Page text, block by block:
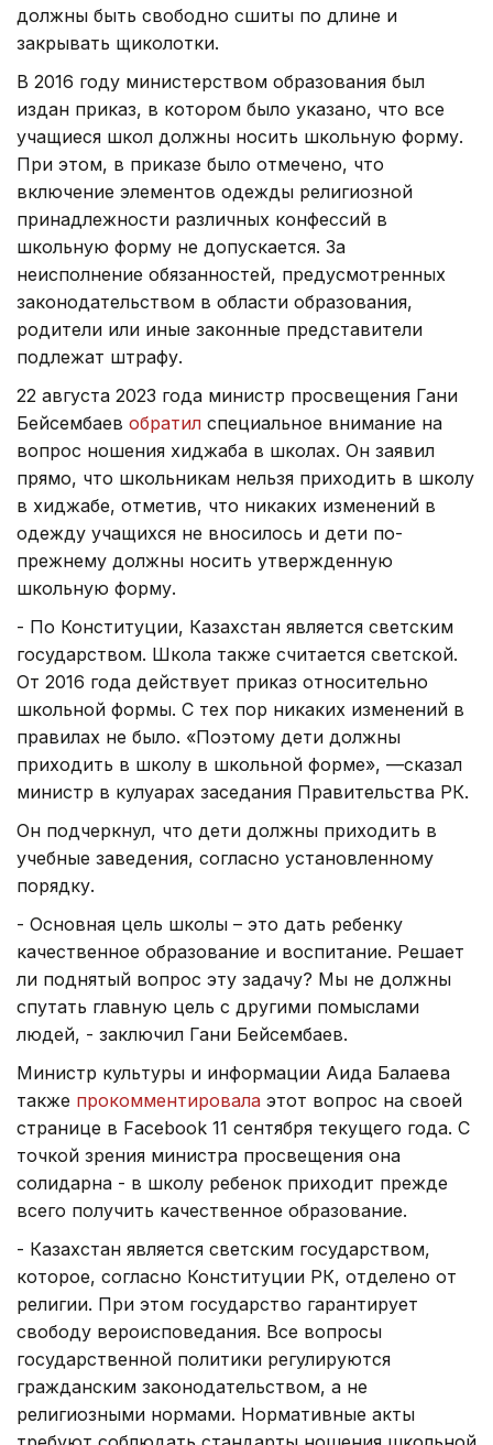
должны быть свободно сшиты по длине и
закрывать щиколотки.
В 2016 году министерством образования был
издан приказ, в котором было указано, что все
учащиеся школ должны носить школьную форму.
При этом, в приказе было отмечено, что
включение элементов одежды религиозной
принадлежности различных конфессий в
школьную форму не допускается. За
неисполнение обязанностей, предусмотренных
законодательством в области образования,
родители или иные законные представители
подлежат штрафу.
22 августа 2023 года министр просвещения Гани
Бейсембаев обратил специальное внимание на
вопрос ношения хиджаба в школах. Он заявил
прямо, что школьникам нельзя приходить в школу
в хиджабе, отметив, что никаких изменений в
одежду учащихся не вносилось и дети по-
прежнему должны носить утвержденную
школьную форму.
- По Конституции, Казахстан является светским
государством. Школа также считается светской.
От 2016 года действует приказ относительно
школьной формы. С тех пор никаких изменений в
правилах не было. «Поэтому дети должны
приходить в школу в школьной форме», —сказал
министр в кулуарах заседания Правительства РК.
Он подчеркнул, что дети должны приходить в
учебные заведения, согласно установленному
порядку.
- Основная цель школы – это дать ребенку
качественное образование и воспитание. Решает
ли поднятый вопрос эту задачу? Мы не должны
спутать главную цель с другими помыслами
людей, - заключил Гани Бейсембаев.
Министр культуры и информации Аида Балаева
также прокомментировала этот вопрос на своей
странице в Facebook 11 сентября текущего года. С
точкой зрения министра просвещения она
солидарна - в школу ребенок приходит прежде
всего получить качественное образование.
- Казахстан является светским государством,
которое, согласно Конституции РК, отделено от
религии. При этом государство гарантирует
свободу вероисповедания. Все вопросы
государственной политики регулируются
гражданским законодательством, а не
религиозными нормами. Нормативные акты